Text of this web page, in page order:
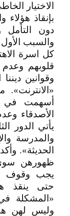
الاختيار
بإنقاذ
دون التأمل
والسبب
كل اسرة
قلوبهم
وقوانين
أسهمت في
الأصدقاء
يأتي الدور
والمدرسة
الحديثة».
ظهورهن سوى
يجب وقوف
حتى ينقذ
«المشكلة
وليس لهن